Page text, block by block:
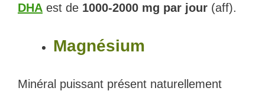
DHA est de 1000-2000 mg par jour (aff).
Magnésium
Minéral puissant présent naturellement